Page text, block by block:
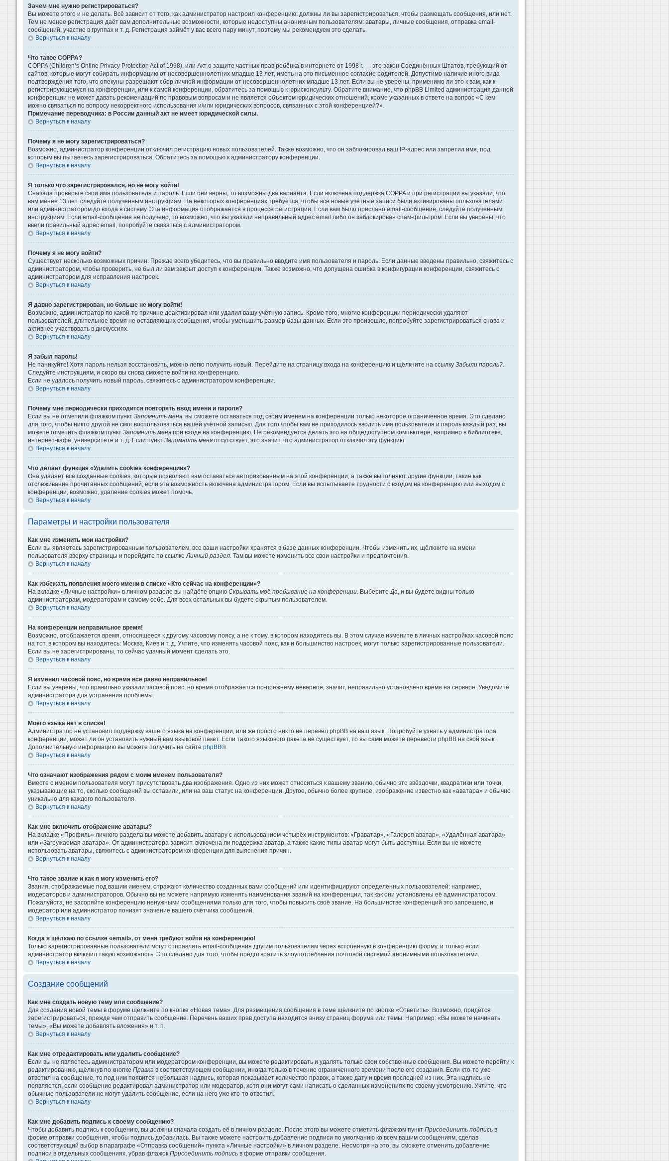
Зачем мне нужно регистрироваться?
Вы можете этого и не делать. Всё зависит от того, как администратор настроил конференцию: должны ли вы зарегистрироваться, чтобы размещать сообщения, или нет.
Тем не менее регистрация даёт вам дополнительные возможности, которые недоступны анонимным пользователям: аватары, личные сообщения, отправка email-
сообщений, участие в группах и т. д. Регистрация займёт у вас всего пару минут, поэтому мы рекомендуем это сделать.
Вернуться к началу
Что такое COPPA?
COPPA (Children’s Online Privacy Protection Act of 1998), или Акт о защите частных прав ребёнка в интернете от 1998 г. — это закон Соединённых Штатов, требующий от
сайтов, которые могут собирать информацию от несовершеннолетних младше 13 лет, иметь на это письменное согласие родителей. Допустимо наличие иного вида
подтверждения того, что опекуны разрешают сбор личной информации от несовершеннолетних младше 13 лет. Если вы не уверены, применимо ли это к вам, как к
регистрирующемуся на конференции, или к самой конференции, обратитесь за помощью к юрисконсульту. Обратите внимание, что phpBB Limited администрация данной
конференции не может давать рекомендаций по правовым вопросам и не является объектом юридических отношений, кроме указанных в ответе на вопрос «С кем
можно связаться по вопросу некорректного использования и/или юридических вопросов, связанных с этой конференцией?».
Примечание переводчика: в России данный акт не имеет юридической силы.
Вернуться к началу
Почему я не могу зарегистрироваться?
Возможно, администратор конференции отключил регистрацию новых пользователей. Также возможно, что он заблокировал ваш IP-адрес или запретил имя, под
которым вы пытаетесь зарегистрироваться. Обратитесь за помощью к администратору конференции.
Вернуться к началу
Я только что зарегистрировался, но не могу войти!
Сначала проверьте свои имя пользователя и пароль. Если они верны, то возможны два варианта. Если включена поддержка COPPA и при регистрации вы указали, что
вам менее 13 лет, следуйте полученным инструкциям. На некоторых конференциях требуется, чтобы все новые учётные записи были активированы пользователями
или администратором до входа в систему. Эта информация отображается в процессе регистрации. Если вам было прислано email-сообщение, следуйте полученным
инструкциям. Если email-сообщение не получено, то возможно, что вы указали неправильный адрес email либо он заблокирован спам-фильтром. Если вы уверены, что
ввели правильный адрес email, попробуйте связаться с администратором.
Вернуться к началу
Почему я не могу войти?
Существует несколько возможных причин. Прежде всего убедитесь, что вы правильно вводите имя пользователя и пароль. Если данные введены правильно, свяжитесь с
администратором, чтобы проверить, не был ли вам закрыт доступ к конференции. Также возможно, что допущена ошибка в конфигурации конференции, свяжитесь с
администратором для исправления настроек.
Вернуться к началу
Я давно зарегистрирован, но больше не могу войти!
Возможно, администратор по какой-то причине деактивировал или удалил вашу учётную запись. Кроме того, многие конференции периодически удаляют
пользователей, длительное время не оставляющих сообщения, чтобы уменьшить размер базы данных. Если это произошло, попробуйте зарегистрироваться снова и
активнее участвовать в дискуссиях.
Вернуться к началу
Я забыл пароль!
Не паникуйте! Хотя пароль нельзя восстановить, можно легко получить новый. Перейдите на страницу входа на конференцию и щёлкните на ссылку Забыли пароль?
Следуйте инструкциям, и скоро вы снова сможете войти на конференцию.
Если не удалось получить новый пароль, свяжитесь с администратором конференции.
Вернуться к началу
Почему мне периодически приходится повторять ввод имени и пароля?
Если вы не отметили флажком пункт Запомнить меня , вы сможете оставаться под своим именем на конференции только некоторое ограниченное время. Это сделано
для того, чтобы никто другой не смог воспользоваться вашей учётной записью. Для того чтобы вам не приходилось вводить имя пользователя и пароль каждый раз, вы
можете отметить флажком пункт Запомнить меня при входе на конференцию. Не рекомендуется делать это на общедоступном компьютере, например в библиотеке,
интернет-кафе, университете и т. д. Если пункт Запомнить меня отсутствует, это значит, что администратор отключил эту функцию.
Вернуться к началу
Что делает функция «Удалить cookies конференции»?
Она удаляет все созданные cookies, которые позволяют вам оставаться авторизованным на этой конференции, а также выполняют другие функции, такие как
отслеживание прочитанных сообщений, если эта возможность включена администратором. Если вы испытываете трудности с входом на конференцию или выходом с
конференции, возможно, удаление cookies может помочь.
Вернуться к началу
Параметры и настройки пользователя
Как мне изменить мои настройки?
Если вы являетесь зарегистрированным пользователем, все ваши настройки хранятся в базе данных конференции. Чтобы изменить их, щёлкните на имени
пользователя вверху страницы и перейдите по ссылке Личный раздел . Там вы можете изменить все свои настройки и предпочтения.
Вернуться к началу
Как избежать появления моего имени в списке «Кто сейчас на конференции»?
На вкладке «Личные настройки» в личном разделе вы найдёте опцию Скрывать моё пребывание на конференции . Выберите Да , и вы будете видны только
администраторам, модераторам и самому себе. Для всех остальных вы будете скрытым пользователем.
Вернуться к началу
На конференции неправильное время!
Возможно, отображается время, относящееся к другому часовому поясу, а не к тому, в котором находитесь вы. В этом случае измените в личных настройках часовой пояс
на тот, в котором вы находитесь: Москва, Киев и т. д. Учтите, что изменять часовой пояс, как и большинство настроек, могут только зарегистрированные пользователи.
Если вы не зарегистрированы, то сейчас удачный момент сделать это.
Вернуться к началу
Я изменил часовой пояс, но время всё равно неправильное!
Если вы уверены, что правильно указали часовой пояс, но время отображается по-прежнему неверное, значит, неправильно установлено время на сервере. Уведомите
администратора для устранения проблемы.
Вернуться к началу
Моего языка нет в списке!
Администратор не установил поддержку вашего языка на конференции, или же просто никто не перевёл phpBB на ваш язык. Попробуйте узнать у администратора
конференции, может ли он установить нужный вам языковой пакет. Если такого языкового пакета не существует, то вы сами можете перевести phpBB на свой язык.
Дополнительную информацию вы можете получить на сайте phpBB®.
Вернуться к началу
Что означают изображения рядом с моим именем пользователя?
Вместе с именем пользователя могут присутствовать два изображения. Одно из них может относиться к вашему званию, обычно это звёздочки, квадратики или точки,
указывающие на то, сколько сообщений вы оставили, или на ваш статус на конференции. Другое, обычно более крупное, изображение известно как «аватара» и обычно
уникально для каждого пользователя.
Вернуться к началу
Как мне включить отображение аватары?
На вкладке «Профиль» личного раздела вы можете добавить аватару с использованием четырёх инструментов: «Граватар», «Галерея аватар», «Удалённая аватара»
или «Загружаемая аватара». От администратора зависит, включена ли поддержка аватар, а также какие типы аватар могут быть доступны. Если вы не можете
использовать аватары, свяжитесь с администратором конференции для выяснения причин.
Вернуться к началу
Что такое звание и как я могу изменить его?
Звания, отображаемые под вашим именем, отражают количество созданных вами сообщений или идентифицируют определённых пользователей: например,
модераторов и администраторов. Обычно вы не можете напрямую изменять наименования званий на конференции, так как они установлены её администратором.
Пожалуйста, не засоряйте конференцию ненужными сообщениями только для того, чтобы повысить своё звание. На большинстве конференций это запрещено, и
модератор или администратор понизят значение вашего счётчика сообщений.
Вернуться к началу
Когда я щёлкаю по ссылке «email», от меня требуют войти на конференцию!
Только зарегистрированные пользователи могут отправлять email-сообщения другим пользователям через встроенную в конференцию форму, и только если
администратор включил такую возможность. Это сделано для того, чтобы предотвратить злоупотребления почтовой системой анонимными пользователями.
Вернуться к началу
Создание сообщений
Как мне создать новую тему или сообщение?
Для создания новой темы в форуме щёлкните по кнопке «Новая тема». Для размещения сообщения в теме щёлкните по кнопке «Ответить». Возможно, придётся
зарегистрироваться, прежде чем отправить сообщение. Перечень ваших прав доступа находится внизу страниц форума или темы. Например: «Вы можете начинать
темы», «Вы можете добавлять вложения» и т. п.
Вернуться к началу
Как мне отредактировать или удалить сообщение?
Если вы не являетесь администратором или модератором конференции, вы можете редактировать и удалять только свои собственные сообщения. Вы можете перейти к
редактированию, щёлкнув по кнопке Правка в соответствующем сообщении, иногда только в течение ограниченного времени после его создания. Если кто-то уже
ответил на сообщение, то под ним появится небольшая надпись, которая показывает количество правок, а также дату и время последней из них. Эта надпись не
появляется, если сообщение редактировал администратор или модератор, хотя они могут сами написать о сделанных изменениях по своему усмотрению. Учтите, что
обычные пользователи не могут удалить сообщение, если на него уже кто-то ответил.
Вернуться к началу
Как мне добавить подпись к своему сообщению?
Чтобы добавить подпись к сообщению, вы должны сначала создать её в личном разделе. После этого вы можете отметить флажком пункт Присоединить подпись в
форме отправки сообщения, чтобы подпись добавилась. Вы также можете настроить добавление подписи по умолчанию ко всем вашим сообщениям, сделав
соответствующий выбор в параграфе «Отправка сообщений» пункта «Личные настройки» в личном разделе. Несмотря на это, вы сможете отменить добавление
подписи в отдельных сообщениях, убрав флажок Присоединить подпись в форме отправки сообщения.